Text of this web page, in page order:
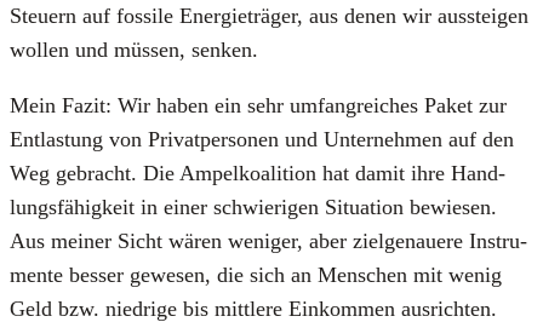
Steu­ern auf fos­si­le Ener­gie­trä­ger, aus denen wir aus­stei­gen
wol­len und müs­sen, sen­ken.
Mein Fazit: Wir haben ein sehr umfang­rei­ches Paket zur
Ent­las­tung von Pri­vat­per­so­nen und Unter­neh­men auf den
Weg gebracht. Die Ampel­ko­ali­ti­on hat damit ihre Hand­
lungs­fä­hig­keit in einer schwie­ri­gen Situa­ti­on bewie­sen.
Aus mei­ner Sicht wären weni­ger, aber ziel­ge­naue­re Instru­
men­te bes­ser gewe­sen, die sich an Men­schen mit wenig
Geld bzw. nied­ri­ge bis mitt­le­re Ein­kom­men aus­rich­ten.